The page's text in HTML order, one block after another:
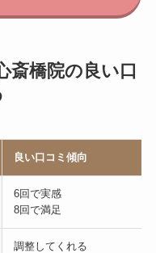
斎橋院の良い口
良い口コミ傾向
6回で実感
8回で満足
調整してくれる